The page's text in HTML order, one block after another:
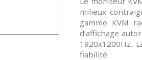
milieux
gamme KVM
d’affichage
1920x1200Hz.
fiabilité.